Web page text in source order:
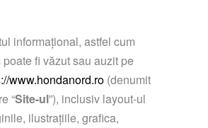
informațional, astfel cum
fi văzut sau auzit pe
www.hondanord.ro (denumit
“Site-ul”), inclusiv layout-ul
ilustrațiile, grafica,